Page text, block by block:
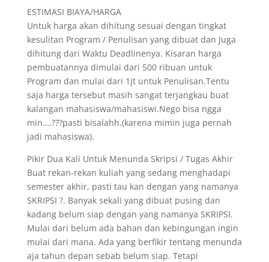
ESTIMASI BIAYA/HARGA
Untuk harga akan dihitung sesuai dengan tingkat
kesulitan Program / Penulisan yang dibuat dan Juga
dihitung dari Waktu Deadlinenya. Kisaran harga
pembuatannya dimulai dari 500 ribuan untuk
Program dan mulai dari 1jt untuk Penulisan.Tentu
saja harga tersebut masih sangat terjangkau buat
kalangan mahasiswa/mahasiswi.Nego bisa ngga
min….???pasti bisalahh.(karena mimin juga pernah
jadi mahasiswa).
Pikir Dua Kali Untuk Menunda Skripsi / Tugas Akhir
Buat rekan-rekan kuliah yang sedang menghadapi
semester akhir, pasti tau kan dengan yang namanya
SKRIPSI ?. Banyak sekali yang dibuat pusing dan
kadang belum siap dengan yang namanya SKRIPSI.
Mulai dari belum ada bahan dan kebingungan ingin
mulai dari mana. Ada yang berfikir tentang menunda
aja tahun depan sebab belum siap. Tetapi